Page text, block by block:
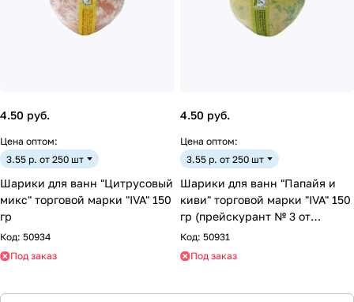
4.50 руб.
Цена оптом:
3.55 р. от 250 шт
Шарики для ванн "Цитрусовый
микс" торговой марки "IVA" 150
гр
Код: 50934
Под заказ
4.50 руб.
Цена оптом:
3.55 р. от 250 шт
Шарики для ванн "Папайя и
киви" торговой марки "IVA" 150
гр (прейскурант № 3 от
11.01.2019г.) (БЕЛАР
Код: 50931
Под заказ